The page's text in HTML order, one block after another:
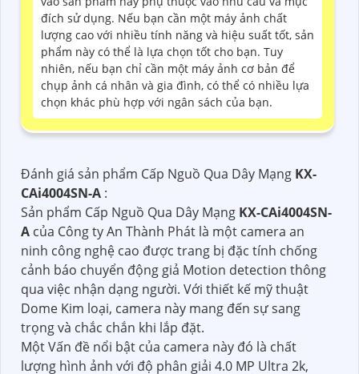
đích sử dụng. Nếu bạn cần một máy ảnh chất
lượng cao với nhiều tính năng và hiệu suất tốt, sản
phẩm này có thể là lựa chọn tốt cho bạn. Tuy
nhiên, nếu bạn chỉ cần một máy ảnh cơ bản để
chụp ảnh cá nhân và gia đình, có thể có nhiều lựa
chọn khác phù hợp với ngân sách của bạn.
Đánh giá sản phẩm Cấp Nguồ Qua Dây Mạng KX-
CAi4004SN-A :
Sản phẩm Cấp Nguồ Qua Dây Mạng KX-CAi4004SN-
A của Công ty An Thành Phát là một camera an
ninh công nghệ cao được trang bị đặc tính chống
cảnh báo chuyển động giả Motion detection thông
qua việc nhận dạng người. Với thiết kế mỹ thuật
Dome Kim loại, camera này mang đến sự sang
trọng và chắc chắn khi lắp đặt.
Một Vấn đề nổi bật của camera này đó là chất
lượng hình ảnh với độ phân giải 4.0 MP Ultra 2k,